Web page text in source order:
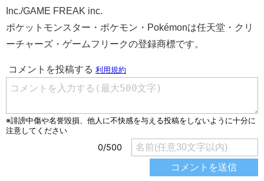
Inc./GAME FREAK inc.
ポケットモンスター・ポケモン・Pokémonは任天堂・クリ
ーチャーズ・ゲームフリークの登録商標です。